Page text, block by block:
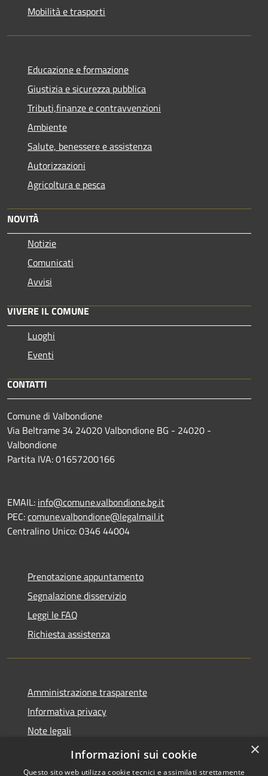
Mobilità e trasporti
Educazione e formazione
Giustizia e sicurezza pubblica
Tributi,finanze e contravvenzioni
Ambiente
Salute, benessere e assistenza
Autorizzazioni
Agricoltura e pesca
NOVITÀ
Notizie
Comunicati
Avvisi
VIVERE IL COMUNE
Luoghi
Eventi
CONTATTI
Comune di Valbondione
Via Beltrame 34 24020 Valbondione BG - 24020 -
Valbondione
Partita IVA: 01657200166
EMAIL: info@comune.valbondione.bg.it
PEC:comune.valbondione@legalmail.it
Centralino Unico: 0346 44004
Prenotazione appuntamento
Segnalazione disservizio
Leggi le FAQ
Richiesta assistenza
Amministrazione trasparente
Informativa privacy
Note legali
Dichiarazione di accessibilità
×
Informazioni sui cookie
Questo sito web utilizza cookie tecnici e assimilati strettamente